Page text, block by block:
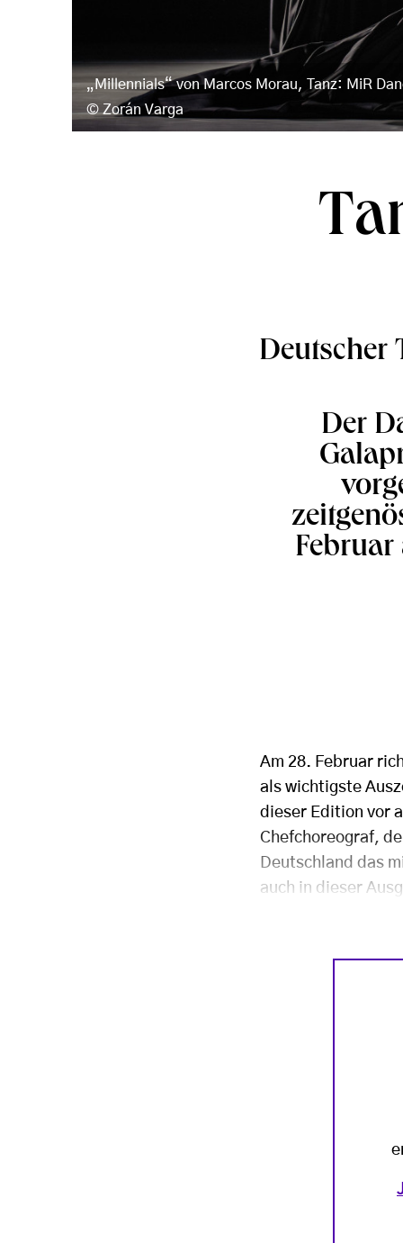
„Millennials“ von Marcos Morau, Tanz: MiR
Zorán Varga
Deutscher
Der
Am 28. Februar
als wichtigste
dieser Edition vor
Chefchoreograf,
Deutschland das
auch in dieser